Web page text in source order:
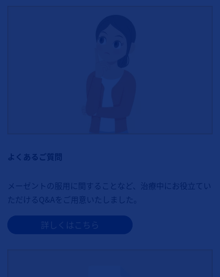
よくあるご質問
メーゼントの服用に関することなど、治療中にお役立てい
ただけるQ&Aをご用意いたしました。
詳しくはこちら